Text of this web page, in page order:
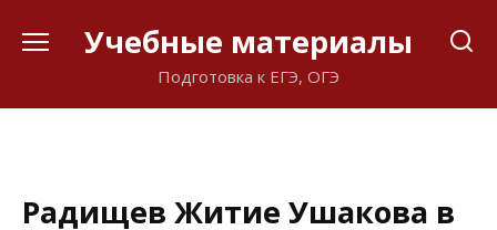
Учебные материалы
Подготовка к ЕГЭ, ОГЭ
Радищев Житие Ушакова в